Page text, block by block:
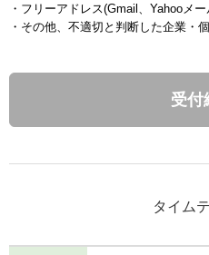
・フリーアドレス(Gmail、Yahooメ
・その他、不適切と判断した企業・
受付
タイム